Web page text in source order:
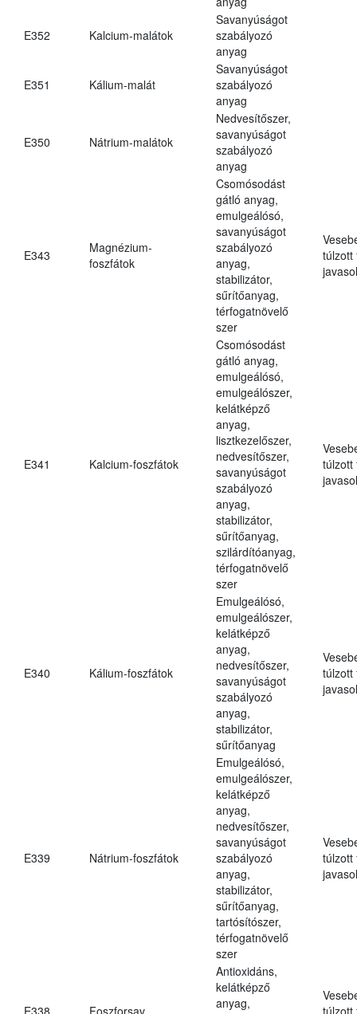
E352 Kalcium-malátok
Savanyúságot
szabályozó
anyag
E351 Kálium-malát
Savanyúságot
szabályozó
anyag
E350 Nátrium-malátok
Nedvesítőszer,
savanyúságot
szabályozó
anyag
E343
Magnézium-
foszfátok
Csomósodást
gátló anyag,
emulgeálósó,
savanyúságot
szabályozó
anyag,
stabilizátor,
sűrítőanyag,
térfogatnövelő
szer
túlzott
E341 Kalcium-foszfátok
Csomósodást
gátló anyag,
emulgeálósó,
emulgeálószer,
kelátképző
anyag,
lisztkezelőszer,
nedvesítőszer,
savanyúságot
szabályozó
anyag,
stabilizátor,
sűrítőanyag,
szilárdítóanyag,
térfogatnövelő
szer
túlzott
E340 Kálium-foszfátok
Emulgeálósó,
emulgeálószer,
kelátképző
anyag,
nedvesítőszer,
savanyúságot
szabályozó
anyag,
stabilizátor,
sűrítőanyag
túlzott
E339 Nátrium-foszfátok
Emulgeálósó,
emulgeálószer,
kelátképző
anyag,
nedvesítőszer,
savanyúságot
szabályozó
anyag,
stabilizátor,
sűrítőanyag,
tartósítószer,
térfogatnövelő
szer
túlzott
E338 Foszforsav
Antioxidáns,
kelátképző
anyag,
túlzott